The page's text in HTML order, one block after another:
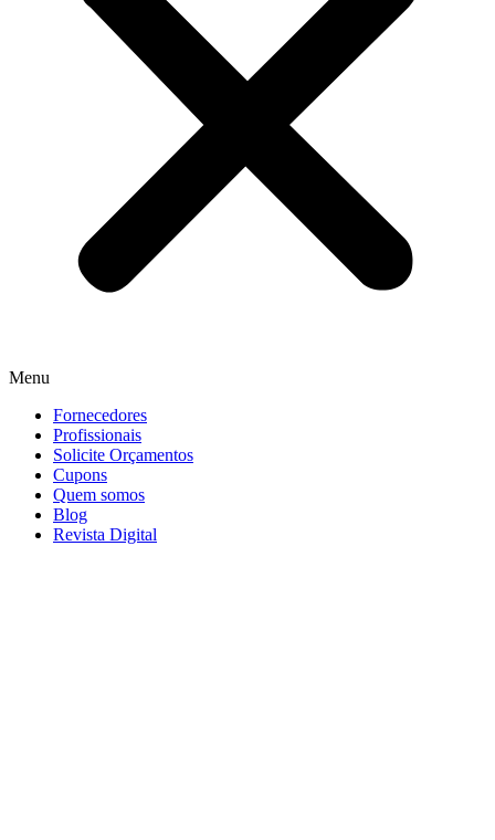
Menu
Fornecedores
Profissionais
Solicite Orçamentos
Cupons
Quem somos
Blog
Revista Digital